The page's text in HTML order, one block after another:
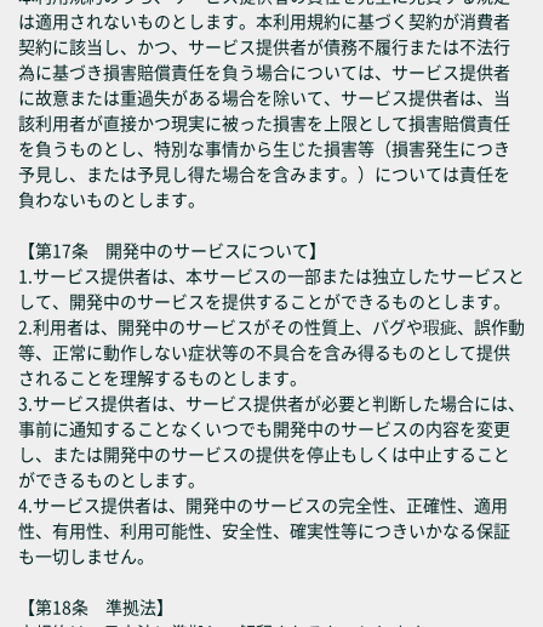
は適用されないものとします。本利用規約に基づく契約が消費者
契約に該当し、かつ、サービス提供者が債務不履行または不法行
為に基づき損害賠償責任を負う場合については、サービス提供者
に故意または重過失がある場合を除いて、サービス提供者は、当
該利用者が直接かつ現実に被った損害を上限として損害賠償責任
を負うものとし、特別な事情から生じた損害等（損害発生につき
予見し、または予見し得た場合を含みます。）については責任を
負わないものとします。
【第17条 開発中のサービスについて】
1.サービス提供者は、本サービスの一部または独立したサービスと
して、開発中のサービスを提供することができるものとします。
2.利用者は、開発中のサービスがその性質上、バグや瑕疵、誤作動
等、正常に動作しない症状等の不具合を含み得るものとして提供
されることを理解するものとします。
3.サービス提供者は、サービス提供者が必要と判断した場合には、
事前に通知することなくいつでも開発中のサービスの内容を変更
し、または開発中のサービスの提供を停止もしくは中止すること
ができるものとします。
4.サービス提供者は、開発中のサービスの完全性、正確性、適用
性、有用性、利用可能性、安全性、確実性等につきいかなる保証
も一切しません。
【第18条 準拠法】